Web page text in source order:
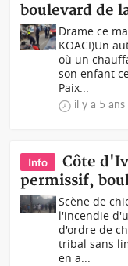
boulevard de
Drame ce
KOACI)Un
où un
son enfant
Paix...
il y a 5 ans
Info
Côte
permissif,
Scène de
l'incendie
d'ordre de
tribal sans
en a...